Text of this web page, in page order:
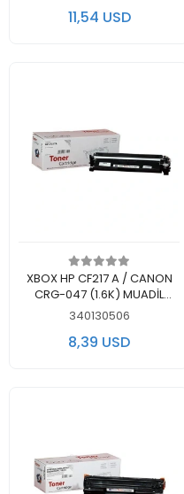
11,54 USD
Add to cart
XBOX HP CF217 A / CANON
CRG-047 (1.6K) MUADİL
TONER
340130506
8,39 USD